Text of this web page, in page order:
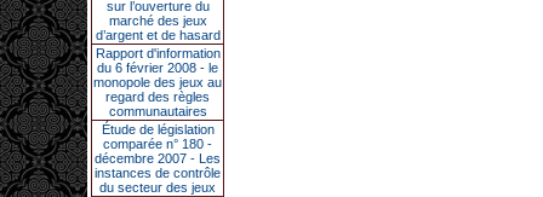
sur l’ouverture du
marché des jeux
d’argent et de hasard
Rapport d'information
du 6 février 2008 - le
monopole des jeux au
regard des règles
communautaires
Étude de législation
comparée n° 180 -
décembre 2007 - Les
instances de contrôle
du secteur des jeux